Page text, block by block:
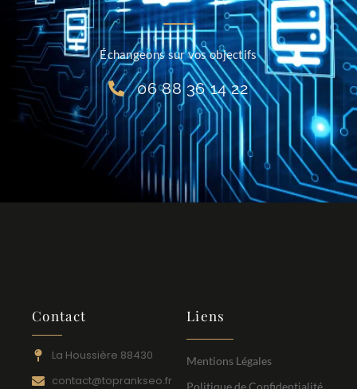
Échangeons sur vos objectifs
06 88 36 14 22
Contact
La Houssière 88430
contact@toprankseo.fr
Liens
Mentions Légales